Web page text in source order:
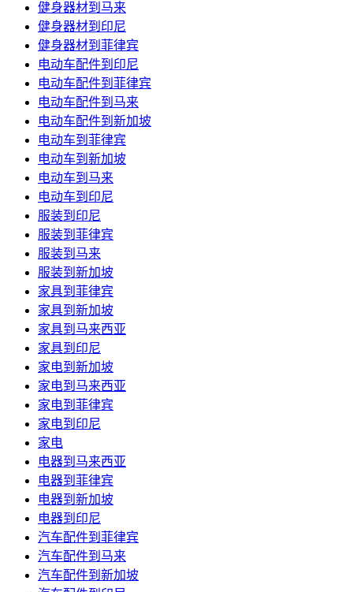
健身器材到马来
健身器材到印尼
健身器材到菲律宾
电动车配件到印尼
电动车配件到菲律宾
电动车配件到马来
电动车配件到新加坡
电动车到菲律宾
电动车到新加坡
电动车到马来
电动车到印尼
服装到印尼
服装到菲律宾
服装到马来
服装到新加坡
家具到菲律宾
家具到新加坡
家具到马来西亚
家具到印尼
家电到新加坡
家电到马来西亚
家电到菲律宾
家电到印尼
家电
电器到马来西亚
电器到菲律宾
电器到新加坡
电器到印尼
汽车配件到菲律宾
汽车配件到马来
汽车配件到新加坡